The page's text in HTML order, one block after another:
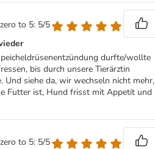
to 5: 5/5
durfte/wollte
bis durch unsere Tierärztin
siehe da, wir wechseln nicht mehr,
Futter ist, Hund frisst mit Appetit und
to 5: 5/5